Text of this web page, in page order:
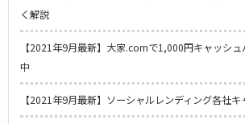
く解説
【2021年9月最新】大家.comで1,000円キャッシ
中
【2021年9月最新】ソーシャルレンディング各社